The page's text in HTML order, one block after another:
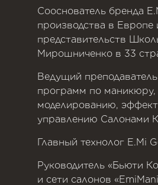
Сооснователь бренда
производства в Европе
представительств
Мирошниченко в 33
Ведущий
программ по маникюру,
моделированию,
управлению Салонами
Главный технолог E.Mi
Руководитель «Бьюти
и сети салонов